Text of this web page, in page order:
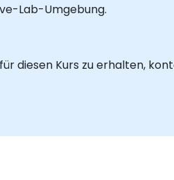
Lab-Umgebung.
diesen Kurs zu erhalten,